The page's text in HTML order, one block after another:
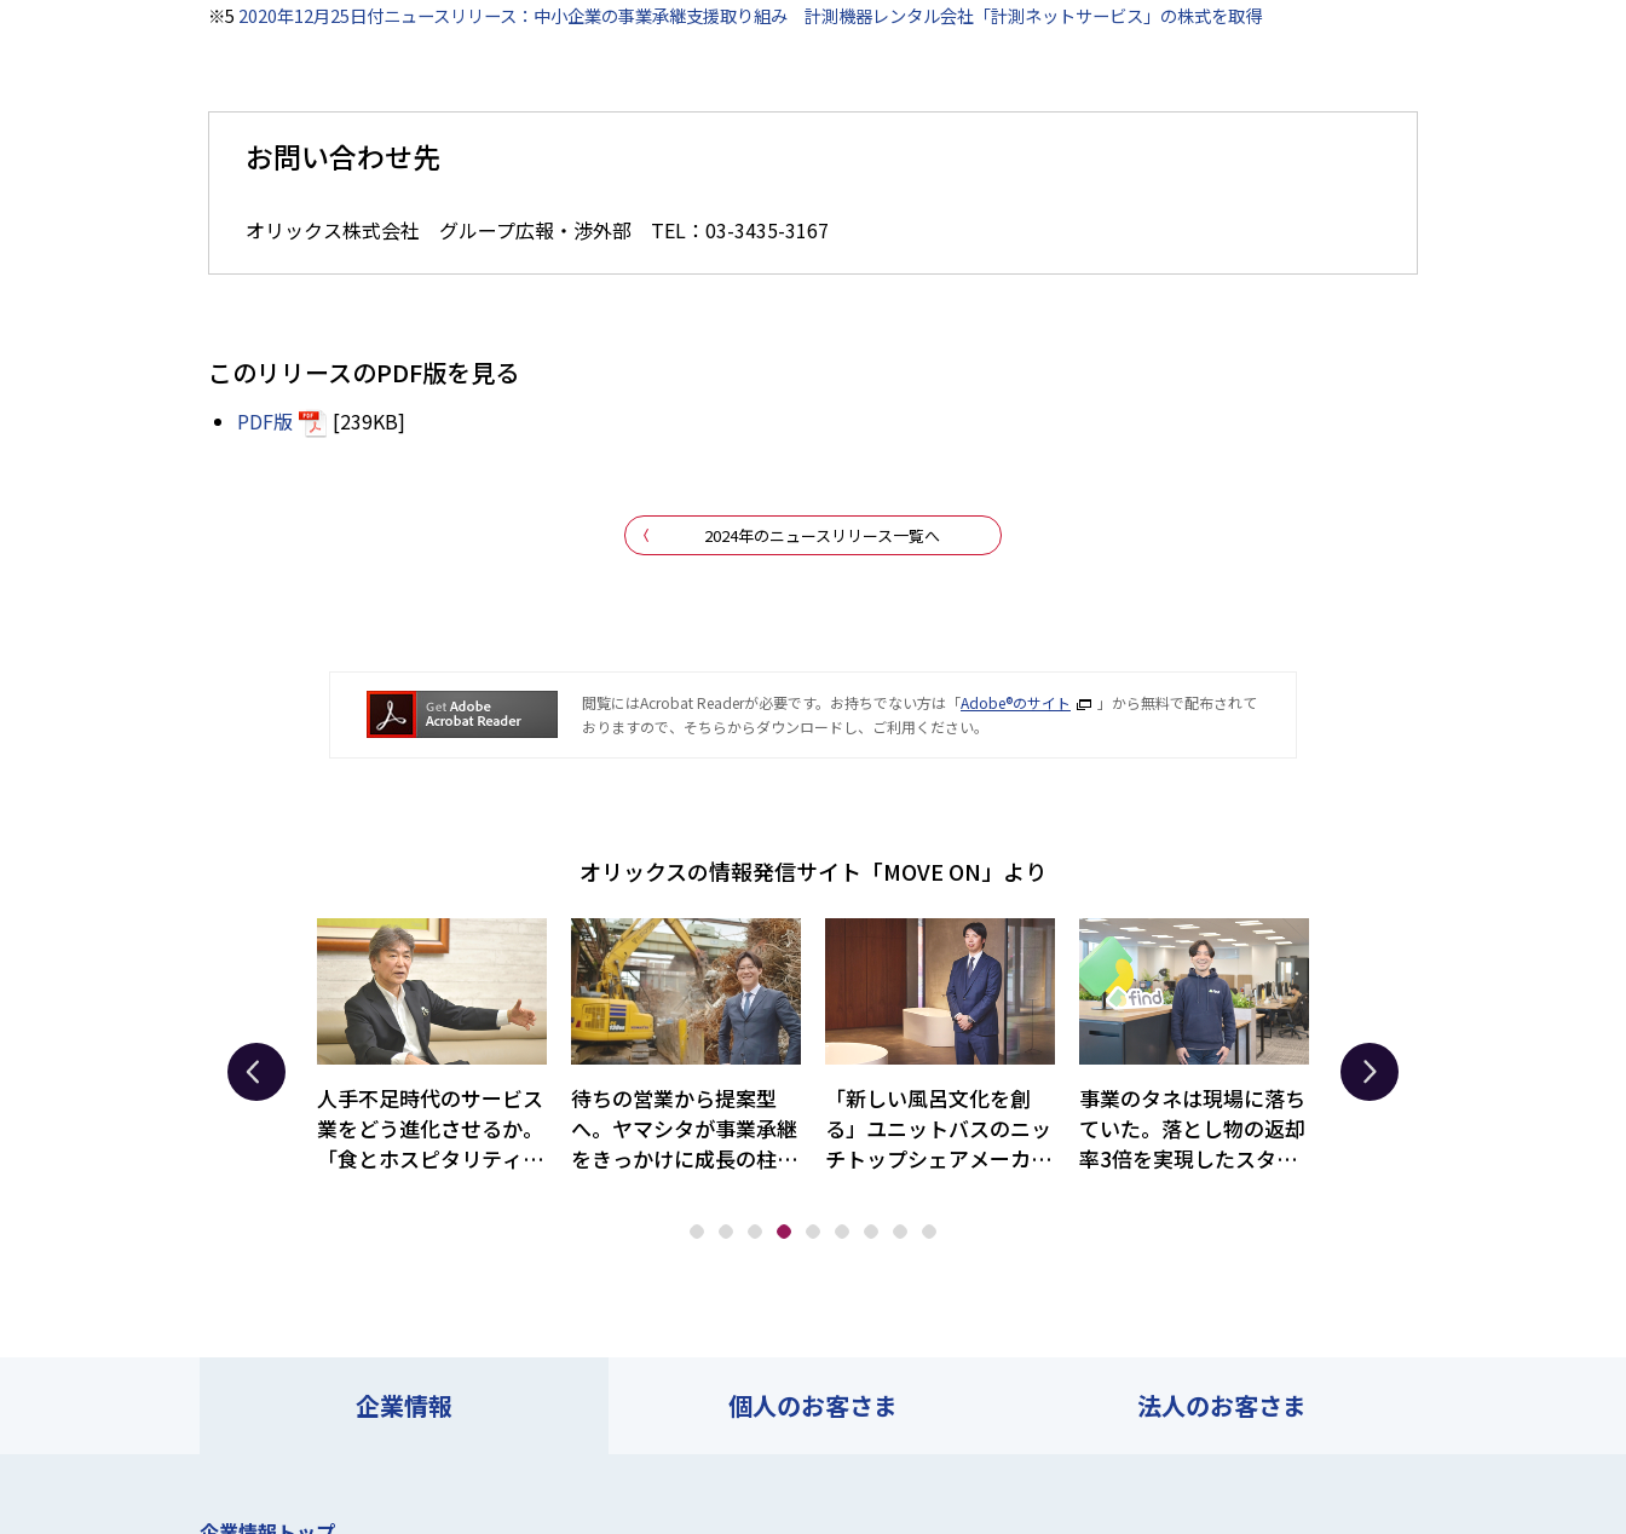
※5 2020年12月25日付ニュースリリース：中小企業の事業承継支援取り組み 計測機器レンタル会社「計測ネットサービス」の株式を取得
お問い合わせ先
オリックス株式会社 グループ広報・渉外部 TEL：03-3435-3167
このリリースのPDF版を見る
PDF版 [239KB]
2024年のニュースリリース一覧へ
閲覧にはAcrobat Readerが必要です。お持ちでない方は「Adobe®のサイト
」から無料で配布されて
おりますので、そちらからダウンロードし、ご利用ください。
オリックスの情報発信サイト「MOVE ON」より
「氷を買う」文化を創っ
人手不足時代のサービス
業をどう進化させるか。
「食とホスピタリティ」
待ちの営業から提案型
へ。ヤマシタが事業承継
をきっかけに成長の柱と
「新しい風呂文化を創
る」ユニットバスのニッ
チトップシェアメーカ
事業のタネは現場に落ち
ていた。落とし物の返却
率3倍を実現したスター
コロナ禍からV字回復し
企業情報 個人のお客さま 法人のお客さま